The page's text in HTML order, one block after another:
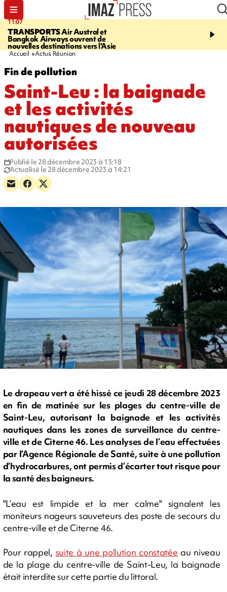
11:07
TRANSPORTSAir Austral et
Bangkok Airways ouvrent de
nouvelles destinations vers l’Asie
11:48
l'eau est dégradée à la
Accueil Actus Réunion
Fin de pollution
Saint-Leu : la baignade
et les activités
nautiques de nouveau
autorisées
Publié le 28 décembre 2023 à 13:18
Actualisé le 28 décembre 2023 à 14:21
Le drapeau vert a été hissé ce jeudi 28 décembre 2023
en fin de matinée sur les plages du centre-ville de
Saint-Leu, autorisant la baignade et les activités
nautiques dans les zones de surveillance du centre-
ville et de Citerne 46. Les analyses de l’eau effectuées
par l’Agence Régionale de Santé, suite à une pollution
d’hydrocarbures, ont permis d’écarter tout risque pour
la santé des baigneurs.
"L’eau est limpide et la mer calme" signalent les
moniteurs nageurs sauveteurs des poste de secours du
centre-ville et de Citerne 46.
Pour rappel, suite à une pollution constatée au niveau
de la plage du centre-ville de Saint-Leu, la baignade
était interdite sur cette partie du littoral.